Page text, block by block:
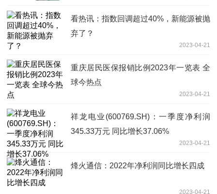
看热讯：指数回调超过40%，新能源被抛
弃了？
2023-04-21
重庆居民医保报销比例2023年一览表 全
球今热点
2023-04-21
祥龙电业(600769.SH)：一季度净利润
345.33万元 同比增长37.06%
2023-04-21
烽火通信：2022年净利润同比增长四成
2023-04-21